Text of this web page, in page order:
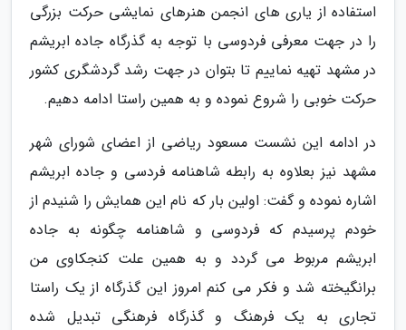
استفاده از یاری های انجمن هنرهای نمایشی حرکت بزرگی
را در جهت معرفی فردوسی با توجه به گذرگاه جاده ابریشم
در مشهد تهیه نماییم تا بتوان در جهت رشد گردشگری کشور
حرکت خوبی را شروع نموده و به همین راستا ادامه دهیم.
در ادامه این نشست مسعود ریاضی از اعضای شورای شهر
مشهد نیز بعلاوه به رابطه شاهنامه فردسی و جاده ابریشم
اشاره نموده و گفت: اولین بار که نام این همایش را شنیدم از
خودم پرسیدم که فردوسی و شاهنامه چگونه به جاده
ابریشم مربوط می گردد و به همین علت کنجکاوی من
برانگیخته شد و فکر می کنم امروز این گذرگاه از یک راستا
تجاری به یک فرهنگ و گذرگاه فرهنگی تبدیل شده